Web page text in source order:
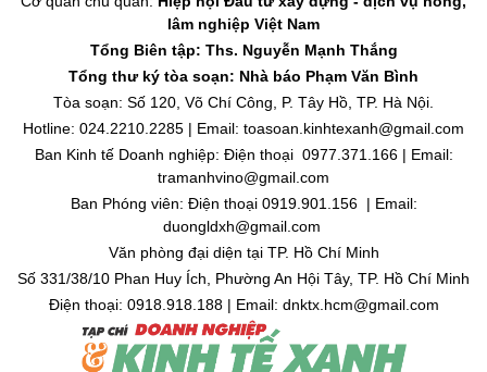
lâm nghiệp Việt Nam
Tổng Biên tập: Ths. Nguyễn Mạnh Thắng
Tổng thư ký tòa soạn: Nhà báo Phạm Văn Bình
Tòa soạn: Số 120, Võ Chí Công, P. Tây Hồ, TP. Hà Nội.
Hotline: 024.2210.2285 | Email: toasoan.kinhtexanh@gmail.com
Ban Kinh tế Doanh nghiệp: Điện thoại 0977.371.166 | Email:
tramanhvino@gmail.com
Ban Phóng viên: Điện thoại 0919.901.156 | Email:
duongldxh@gmail.com
Văn phòng đại diện tại TP. Hồ Chí Minh
Số 331/38/10 Phan Huy Ích, Phường An Hội Tây, TP. Hồ Chí Minh
Điện thoại: 0918.918.188 | Email: dnktx.hcm@gmail.com